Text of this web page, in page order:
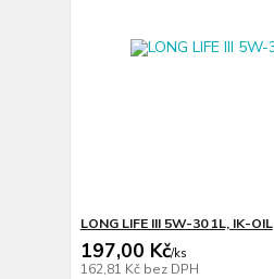
LONG LIFE III 5W-30 1L, IK-OIL
197,00 Kč/ks
162,81 Kč bez DPH